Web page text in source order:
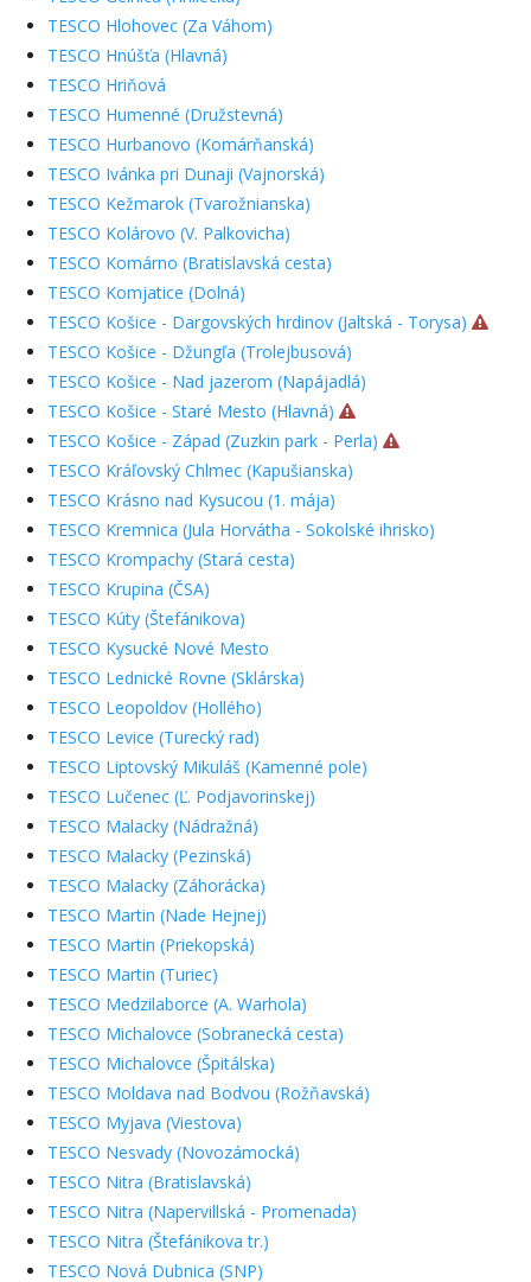
TESCO Hlohovec (Za Váhom)
TESCO Hnúšťa (Hlavná)
TESCO Hriňová
TESCO Humenné (Družstevná)
TESCO Hurbanovo (Komárňanská)
TESCO Ivánka pri Dunaji (Vajnorská)
TESCO Kežmarok (Tvarožnianska)
TESCO Kolárovo (V. Palkovicha)
TESCO Komárno (Bratislavská cesta)
TESCO Komjatice (Dolná)
TESCO Košice - Dargovských hrdinov (Jaltská - Torysa)
TESCO Košice - Džungľa (Trolejbusová)
TESCO Košice - Nad jazerom (Napájadlá)
TESCO Košice - Staré Mesto (Hlavná)
TESCO Košice - Západ (Zuzkin park - Perla)
TESCO Kráľovský Chlmec (Kapušianska)
TESCO Krásno nad Kysucou (1. mája)
TESCO Kremnica (Jula Horvátha - Sokolské ihrisko)
TESCO Krompachy (Stará cesta)
TESCO Krupina (ČSA)
TESCO Kúty (Štefánikova)
TESCO Kysucké Nové Mesto
TESCO Lednické Rovne (Sklárska)
TESCO Leopoldov (Hollého)
TESCO Levice (Turecký rad)
TESCO Liptovský Mikuláš (Kamenné pole)
TESCO Lučenec (Ľ. Podjavorinskej)
TESCO Malacky (Nádražná)
TESCO Malacky (Pezinská)
TESCO Malacky (Záhorácka)
TESCO Martin (Nade Hejnej)
TESCO Martin (Priekopská)
TESCO Martin (Turiec)
TESCO Medzilaborce (A. Warhola)
TESCO Michalovce (Sobranecká cesta)
TESCO Michalovce (Špitálska)
TESCO Moldava nad Bodvou (Rožňavská)
TESCO Myjava (Viestova)
TESCO Nesvady (Novozámocká)
TESCO Nitra (Bratislavská)
TESCO Nitra (Napervillská - Promenada)
TESCO Nitra (Štefánikova tr.)
TESCO Nová Dubnica (SNP)